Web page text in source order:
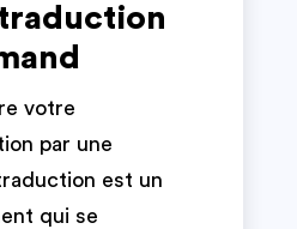
votre
par une
est un
qui se